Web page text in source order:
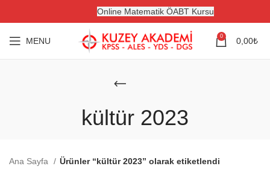
Online Matematik ÖABT Kursu
MENU 0 0,00₺
kültür 2023
Ana Sayfa
Ürünler “kültür 2023” olarak etiketlendi